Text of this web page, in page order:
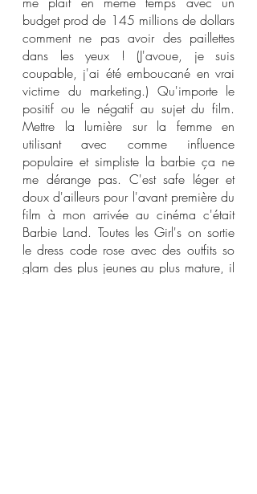
budget prod de 145 millions de dollars
comment ne pas avoir des paillettes
dans les yeux ! (J'avoue, je suis
coupable, j'ai été emboucané en vrai
victime du marketing.) Qu'importe le
positif ou le négatif au sujet du film.
Mettre la lumière sur la femme en
utilisant avec comme influence
populaire et simpliste la barbie ça ne
me dérange pas. C'est safe léger et
doux d'ailleurs pour l'avant première du
film à mon arrivée au cinéma c'était
Barbie Land. Toutes les Girl's on sortie
le dress code rose avec des outfits so
glam des plus jeunes au plus mature, il